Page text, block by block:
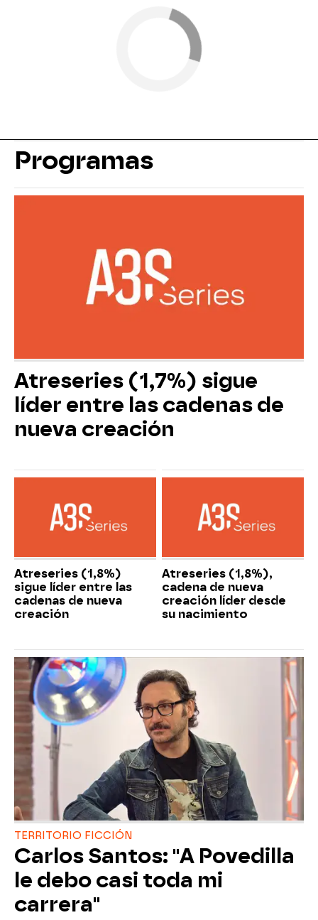
Programas
Atreseries (1,7%) sigue
líder entre las cadenas de
nueva creación
Atreseries (1,8%)
sigue líder entre las
cadenas de nueva
creación
Atreseries (1,8%),
cadena de nueva
creación líder desde
su nacimiento
TERRITORIO FICCIÓN
Carlos Santos: "A Povedilla
le debo casi toda mi
carrera"